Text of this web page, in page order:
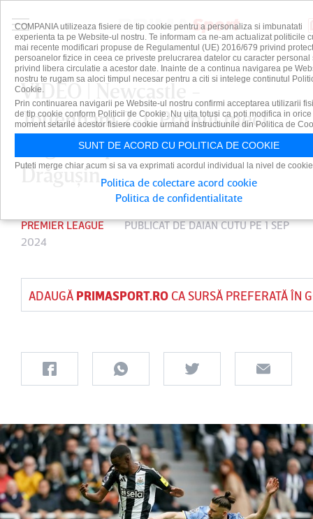
VIDEO | Newcastle -
Tottenham 2-1. Primul meci
stagional pentru Radu
Drăguşin
PREMIER LEAGUE PUBLICAT DEDAIAN CUTUPE 1 SEP
2024
ADAUGĂ PRIMASPORT.ROCA SURSĂ PREFERATĂ ÎN
COMPANIA utilizeaza fisiere de tip cookie pentru a personaliza si imbunatati
experienta ta pe Website-ul nostru. Te informam ca ne-am actualizat politicile
mai recente modificari propuse de Regulamentul (UE) 2016/679 privind
persoanelor fizice in ceea ce priveste prelucrarea datelor cu caracter personal
privind libera circulatie a acestor date. Inainte de a continua navigarea pe
nostru te rugam sa aloci timpul necesar pentru a citi si intelege continutul
Cookie.
Prin continuarea navigarii pe Website-ul nostru confirmi acceptarea utilizarii
de tip cookie conform Politicii de Cookie. Nu uita totusi ca poti modifica in orice
moment setarile acestor fisiere cookie urmand instructiunile din Politica de
SUNT DE ACORD CU POLITICA DE COOKIE
Puteti merge chiar acum si sa va exprimati acordul individual la nivel de
Politica de colectare acord cookie
Politica de confidentialitate